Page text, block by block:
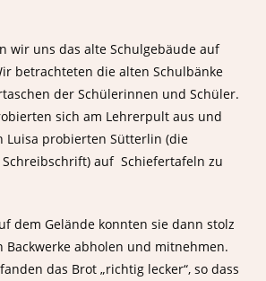
wir uns das alte Schulgebäude auf
betrachteten die alten Schulbänke
der Schülerinnen und Schüler.
sich am Lehrerpult aus und
Luisa probierten Sütterlin (die
auf Schiefertafeln zu
dem Gelände konnten sie dann stolz
Backwerke abholen und mitnehmen.
das Brot „richtig lecker“, so dass